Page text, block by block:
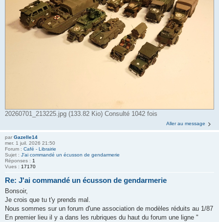
20260701_213225.jpg (133.82 Kio) Consulté 1042 fois
Aller au message
par Gazelle14
mer. 1 juil. 2026 21:50
Forum : Café - Librairie
Sujet : J'ai commandé un écusson de gendarmerie
Réponses : 1
Vues : 17170
Re: J'ai commandé un écusson de gendarmerie
Bonsoir,
Je crois que tu t'y prends mal.
Nous sommes sur un forum d'une association de modèles réduits au 1/87
En premier lieu il y a dans les rubriques du haut du forum une ligne "